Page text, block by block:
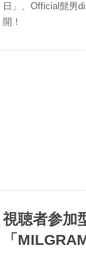
日」、Official髭男
開！
視聴者参加
「